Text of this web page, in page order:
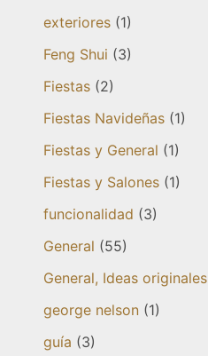
exteriores (1)
Feng Shui (3)
Fiestas (2)
Fiestas Navideñas (1)
Fiestas y General (1)
Fiestas y Salones (1)
funcionalidad (3)
General (55)
General, Ideas originales
george nelson (1)
guía (3)